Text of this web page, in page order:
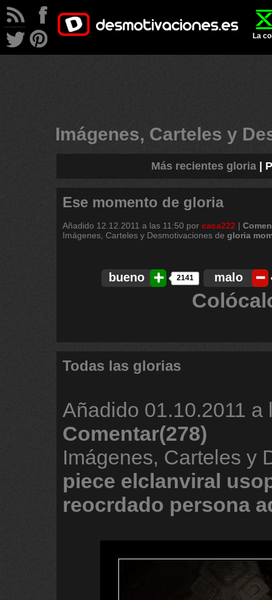
La
Imágenes, Carteles y
Más recientes gloria
Ese momento de gloria
Añadido 12.12.2011 a las 11:50 por caca222 |
Imágenes, Carteles y Desmotivaciones de gloria
bueno 2141 malo
Todas las glorias
Añadido 01.10.2011 a
Comentar(278)
Imágenes, Carteles y
piece elclanviral
reocrdado persona